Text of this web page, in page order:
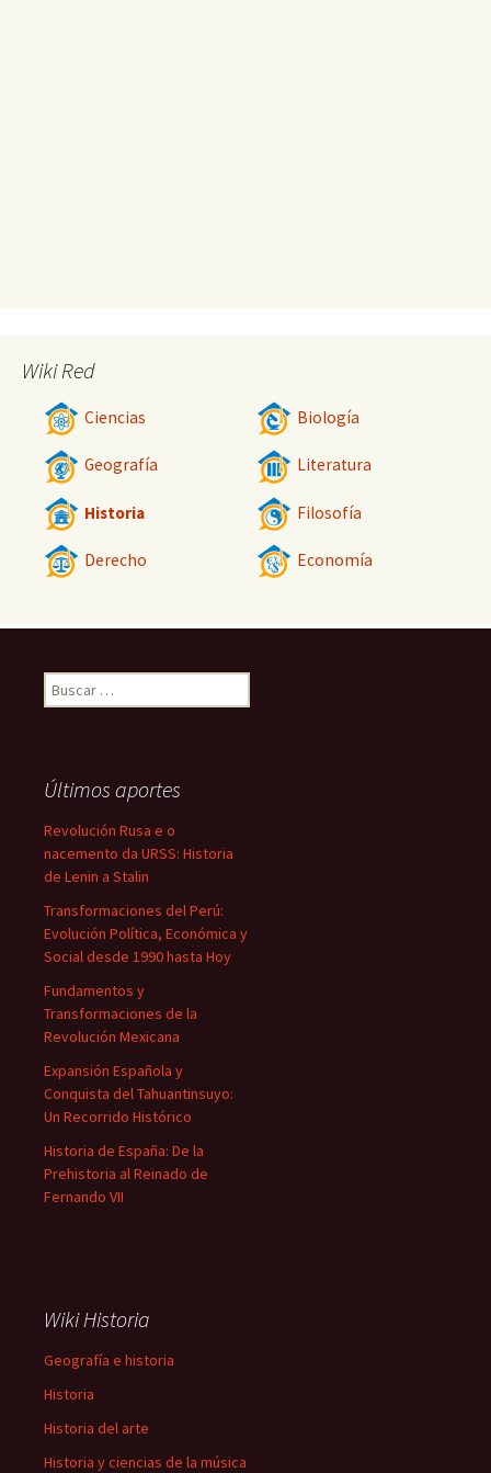
Wiki Red
Ciencias Biología
Geografía Literatura
Historia Filosofía
Derecho Economía
Buscar:
Últimos aportes
Revolución Rusa e o
nacemento da URSS: Historia
de Lenin a Stalin
Transformaciones del Perú:
Evolución Política, Económica y
Social desde 1990 hasta Hoy
Fundamentos y
Transformaciones de la
Revolución Mexicana
Expansión Española y
Conquista del Tahuantinsuyo:
Un Recorrido Histórico
Historia de España: De la
Prehistoria al Reinado de
Fernando VII
Wiki Historia
Geografía e historia
Historia
Historia del arte
Historia y ciencias de la música